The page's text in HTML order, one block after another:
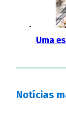
Uma
Notícias